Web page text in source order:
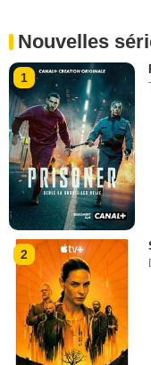
Nouvelles
1
2